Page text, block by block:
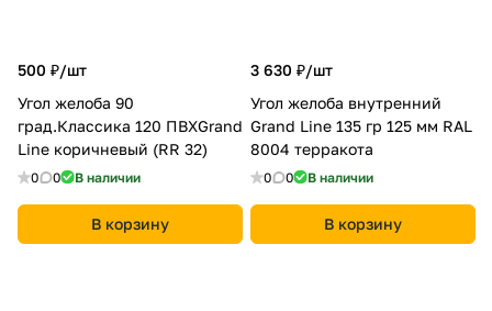
500 ₽/шт
Угол желоба 90
град.Классика 120 ПВХGrand
Line коричневый (RR 32)
0 0 В наличии
В корзину
3 630 ₽/шт
Угол желоба внутренний
Grand Line 135 гр 125 мм RAL
8004 терракота
0 0 В наличии
В корзину